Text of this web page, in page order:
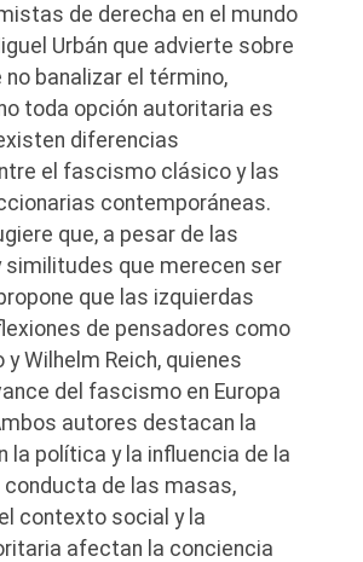
de derecha en el mundo
Urbán que advierte sobre
no banalizar el término,
toda opción autoritaria es
diferencias
el fascismo clásico y las
contemporáneas.
que, a pesar de las
similitudes que merecen ser
que las izquierdas
de pensadores como
y Wilhelm Reich, quienes
del fascismo en Europa
autores destacan la
la política y la influencia de la
conducta de las masas,
contexto social y la
afectan la conciencia